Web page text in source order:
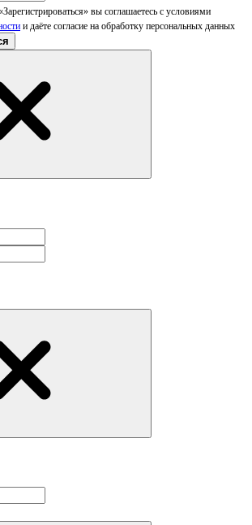
вы соглашаетесь с условиями
и даёте согласие на обработку персональных данных